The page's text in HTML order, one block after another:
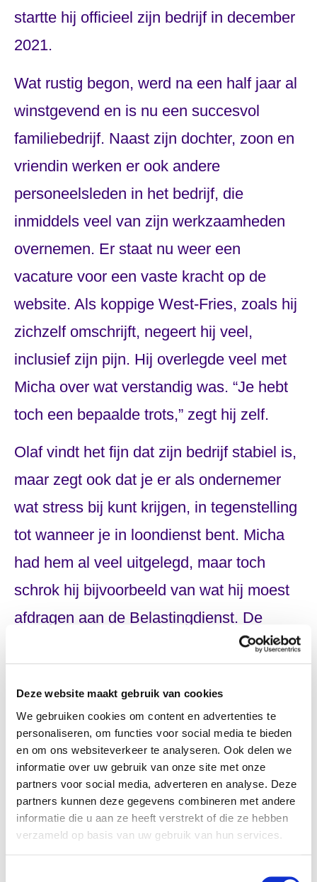
Deze website maakt gebruik van cookies
We gebruiken cookies om content en advertenties te
personaliseren, om functies voor social media te bieden
en om ons websiteverkeer te analyseren. Ook delen we
informatie over uw gebruik van onze site met onze
partners voor social media, adverteren en analyse. Deze
partners kunnen deze gegevens combineren met andere
informatie die u aan ze heeft verstrekt of die ze hebben
verzameld op basis van uw gebruik van hun services.
startte hij officieel zijn bedrijf in december
2021.
Wat rustig begon, werd na een half jaar al
winstgevend en is nu een succesvol
familiebedrijf. Naast zijn dochter, zoon en
vriendin werken er ook andere
personeelsleden in het bedrijf, die
inmiddels veel van zijn werkzaamheden
overnemen. Er staat nu weer een
vacature voor een vaste kracht op de
website. Als koppige West-Fries, zoals hij
zichzelf omschrijft, negeert hij veel,
inclusief zijn pijn. Hij overlegde veel met
Micha over wat verstandig was. “Je hebt
toch een bepaalde trots,” zegt hij zelf.
Olaf vindt het fijn dat zijn bedrijf stabiel is,
maar zegt ook dat je er als ondernemer
wat stress bij kunt krijgen, in tegenstelling
tot wanneer je in loondienst bent. Micha
had hem al veel uitgelegd, maar toch
schrok hij bijvoorbeeld van wat hij moest
afdragen aan de Belastingdienst. De
laatste afwikkelingen met het UWV vielen
het algemeen erg blij. Hij waardeert nog
steeds dat hij door hen bij Startwijzer
terecht is gekomen. “Ik kan nu veel meer
dankzij de hulp van Startwijzer en Micha.”
“Het ziet er allemaal groots uit, een
buiten het plaatje zetten en er als het ware